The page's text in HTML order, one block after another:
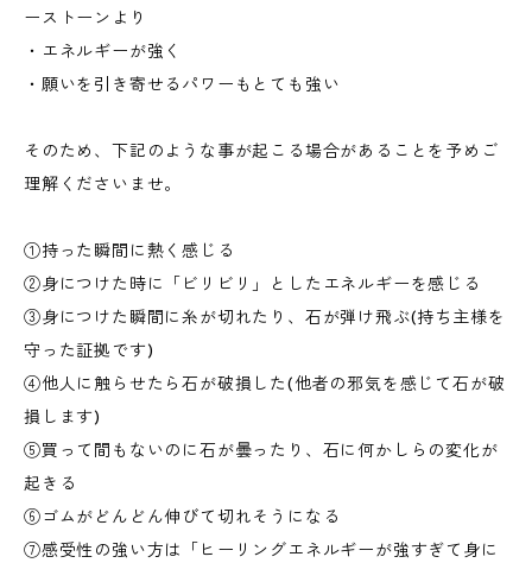
ーストーンより
・エネルギーが強く
・願いを引き寄せるパワーもとても強い
そのため、下記のような事が起こる場合があることを予めご
理解くださいませ。
①持った瞬間に熱く感じる
②身につけた時に「ビリビリ」としたエネルギーを感じる
③身につけた瞬間に糸が切れたり、石が弾け飛ぶ(持ち主様を
守った証拠です)
④他人に触らせたら石が破損した(他者の邪気を感じて石が破
損します)
⑤買って間もないのに石が曇ったり、石に何かしらの変化が
起きる
⑥ゴムがどんどん伸びて切れそうになる
⑦感受性の強い方は「ヒーリングエネルギーが強すぎて身に